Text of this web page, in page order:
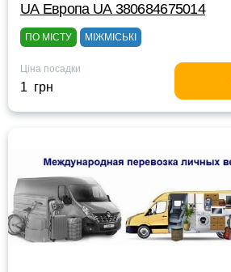
UА Европа UА 380684675014
ПО МІСТУ МІЖМІСЬКІ
Ціна посадки
1 грн